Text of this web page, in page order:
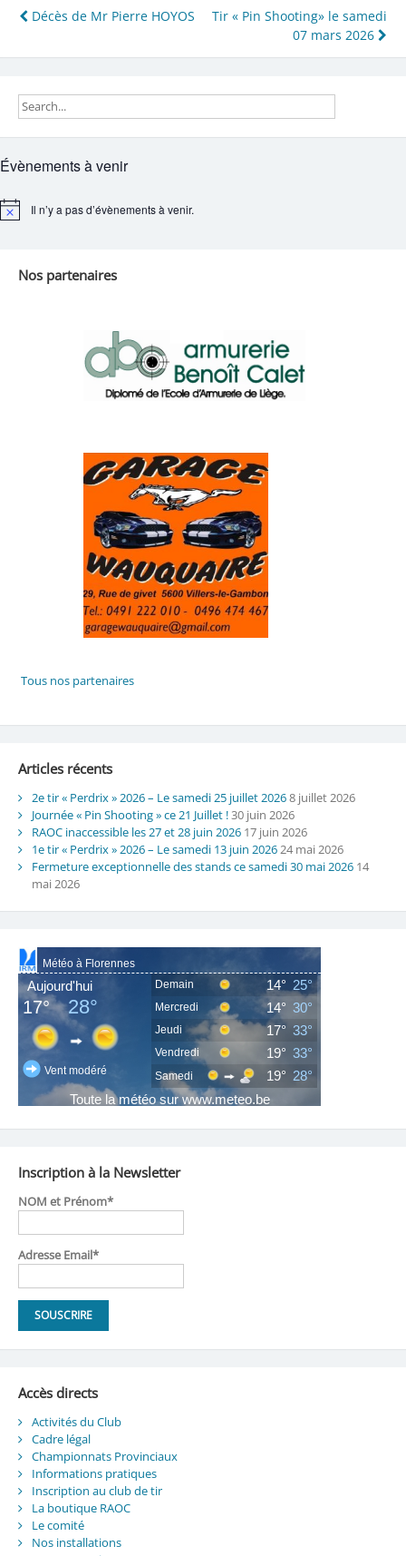
Navigation
de
Décès de Mr Pierre HOYOS
Tir « Pin Shooting» le samedi
07 mars 2026
Évènements à venir
Notice Il n’y a pas d’évènements à venir.
Nos partenaires
Tous nos partenaires
Articles récents
2e tir « Perdrix » 2026 – Le samedi 25 juillet 20268 juillet 2026
Journée « Pin Shooting » ce 21 Juillet !30 juin 2026
RAOC inaccessible les 27 et 28 juin 2026 17 juin 2026
1e tir « Perdrix » 2026 – Le samedi 13 juin 202624 mai 2026
Fermeture exceptionnelle des stands ce samedi 30 mai 2026 14
mai 2026
Inscription à la Newsletter
NOM et Prénom*
Adresse Email*
Accès directs
Activités du Club
Cadre légal
Championnats Provinciaux
Informations pratiques
Inscription au club de tir
La boutique RAOC
Le comité
Nos installations